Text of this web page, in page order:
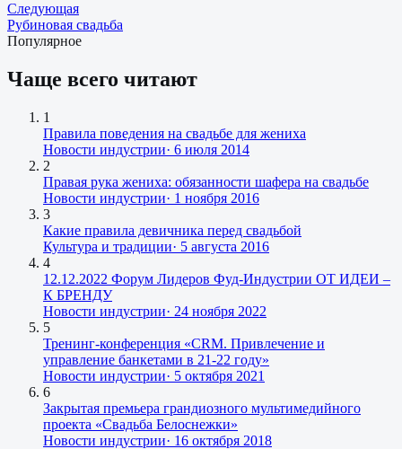
Следующая
Рубиновая свадьба
Популярное
Чаще всего читают
1
Правила поведения на свадьбе для жениха
Новости индустрии· 6 июля 2014
2
Правая рука жениха: обязанности шафера на свадьбе
Новости индустрии· 1 ноября 2016
3
Какие правила девичника перед свадьбой
Культура и традиции· 5 августа 2016
4
12.12.2022 Форум Лидеров Фуд-Индустрии ОТ ИДЕИ –
К БРЕНДУ
Новости индустрии· 24 ноября 2022
5
Тренинг-конференция «CRM. Привлечение и
управление банкетами в 21-22 году»
Новости индустрии· 5 октября 2021
6
Закрытая премьера грандиозного мультимедийного
проекта «Свадьба Белоснежки»
Новости индустрии· 16 октября 2018